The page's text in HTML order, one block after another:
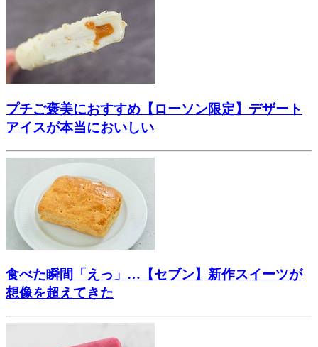
プチご褒美におすすめ【ローソン限定】デザート
アイスが本当においしい
食べた瞬間「えっ」…【セブン】新作スイーツが
想像を超えてきた